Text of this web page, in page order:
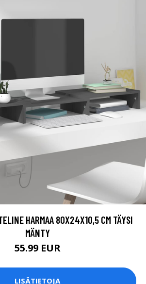
HARMAA 80X24X10,5 CM TÄYSI
MÄNTY
55.99 EUR
LISÄTIETOJA